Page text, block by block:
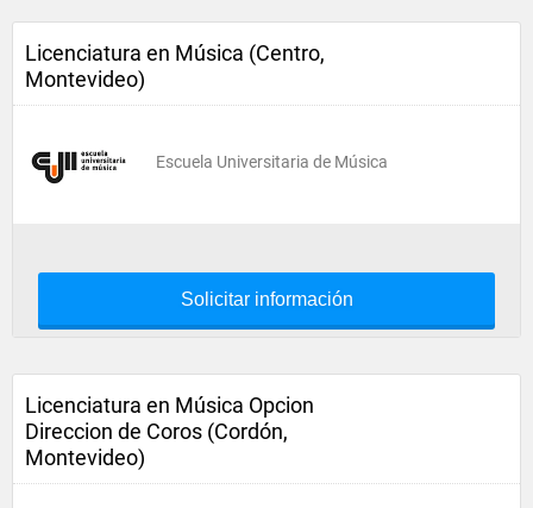
Licenciatura en Música (Centro,
Montevideo)
Escuela Universitaria de Música
Solicitar información
Licenciatura en Música Opcion
Direccion de Coros (Cordón,
Montevideo)